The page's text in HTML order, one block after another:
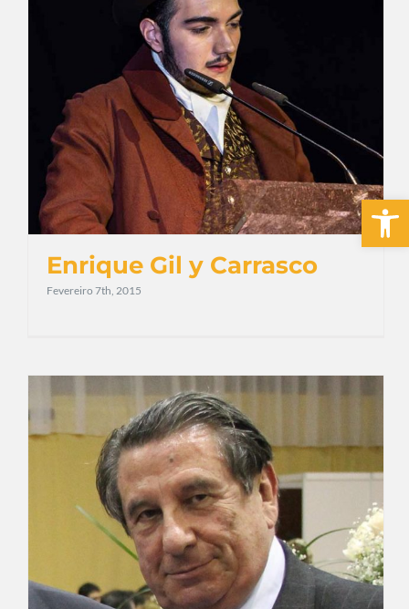
Enrique Gil y Carrasco
Fevereiro 7th, 2015